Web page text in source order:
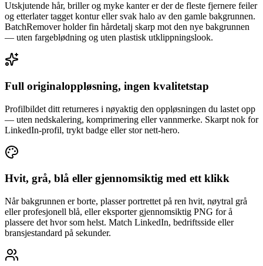
Utskjutende hår, briller og myke kanter er der de fleste fjernere feiler
og etterlater tagget kontur eller svak halo av den gamle bakgrunnen.
BatchRemover holder fin hårdetalj skarp mot den nye bakgrunnen
— uten fargeblødning og uten plastisk utklippningslook.
Full originaloppløsning, ingen kvalitetstap
Profilbildet ditt returneres i nøyaktig den oppløsningen du lastet opp
— uten nedskalering, komprimering eller vannmerke. Skarpt nok for
LinkedIn-profil, trykt badge eller stor nett-hero.
Hvit, grå, blå eller gjennomsiktig med ett klikk
Når bakgrunnen er borte, plasser portrettet på ren hvit, nøytral grå
eller profesjonell blå, eller eksporter gjennomsiktig PNG for å
plassere det hvor som helst. Match LinkedIn, bedriftsside eller
bransjestandard på sekunder.